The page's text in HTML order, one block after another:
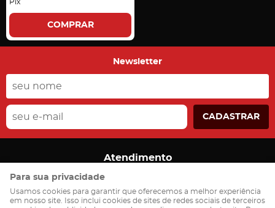
Pix
COMPRAR
Newsletter
CADASTRAR
Atendimento
(55)99959-1635(WhatsApp)
ledicarecommerce@gmail.com
Para sua privacidade
Usamos cookies para garantir que oferecemos a melhor experiência
em nosso site. Isso inclui cookies de sites de redes sociais de terceiros